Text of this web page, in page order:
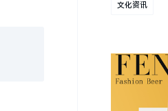
文化资讯